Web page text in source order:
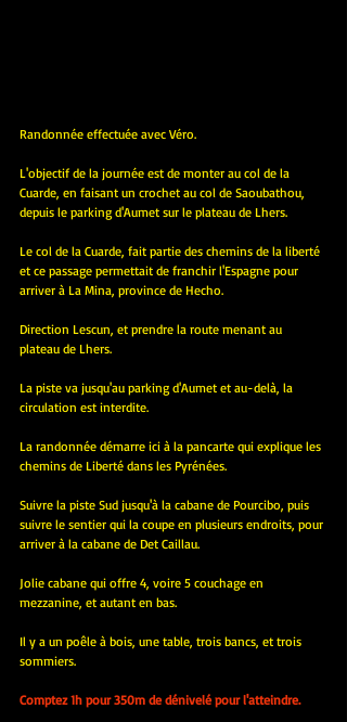
Randonnée effectuée avec Véro.
L'objectif de la journée est de monter au col de la
Cuarde, en faisant un crochet au col de Saoubathou,
depuis le parking d'Aumet sur le plateau de Lhers.
Le col de la Cuarde, fait partie des chemins de la liberté
et ce passage permettait de franchir l'Espagne pour
arriver à La Mina, province de Hecho.
Direction Lescun, et prendre la route menant au
plateau de Lhers.
La piste va jusqu'au parking d'Aumet et au-delà, la
circulation est interdite.
La randonnée démarre ici à la pancarte qui explique les
chemins de Liberté dans les Pyrénées.
Suivre la piste Sud jusqu'à la cabane de Pourcibo, puis
suivre le sentier qui la coupe en plusieurs endroits, pour
arriver à la cabane de Det Caillau.
Jolie cabane qui offre 4, voire 5 couchage en
mezzanine, et autant en bas.
Il y a un poêle à bois, une table, trois bancs, et trois
sommiers.
Comptez 1h pour 350m de dénivelé pour l'atteindre.